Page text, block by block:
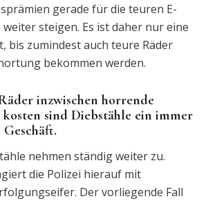
gerade für die teuren E-
weiter steigen. Es ist daher nur eine
bis zumindest auch teure Räder
bekommen werden.
inzwischen horrende
kosten sind Diebstähle ein immer
nehmen ständig weiter zu.
die Polizei hierauf mit
Der vorliegende Fall